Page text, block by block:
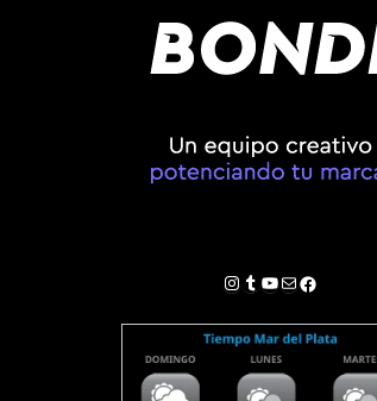
Instagram
Tumblr
YouTube
Correo electrónico
Facebook